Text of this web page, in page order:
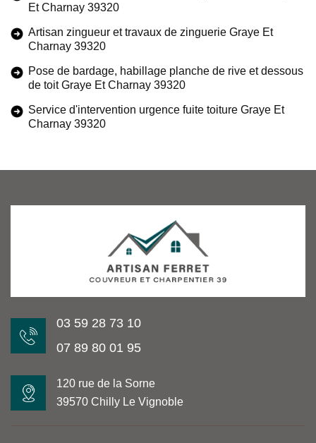
Et Charnay 39320
Artisan zingueur et travaux de zinguerie Graye Et
Charnay 39320
Pose de bardage, habillage planche de rive et dessous
de toit Graye Et Charnay 39320
Service d'intervention urgence fuite toiture Graye Et
Charnay 39320
03 59 28 73 10
07 89 80 01 95
120 rue de la Sorne
39570 Chilly Le Vignoble